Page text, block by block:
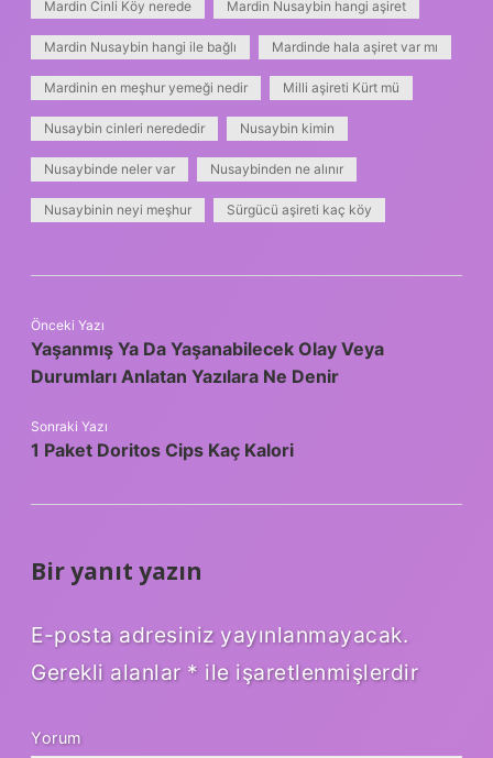
Mardin Cinli Köy nerede Mardin Nusaybin hangi aşiret
Mardin Nusaybin hangi ile bağlı Mardinde hala aşiret var mı
Mardinin en meşhur yemeği nedir Milli aşireti Kürt mü
Nusaybin cinleri nerededir Nusaybin kimin
Nusaybinde neler var Nusaybinden ne alınır
Nusaybinin neyi meşhur Sürgücü aşireti kaç köy
Önceki Yazı
Yaşanmış Ya Da Yaşanabilecek Olay Veya
Durumları Anlatan Yazılara Ne Denir
Sonraki Yazı
1 Paket Doritos Cips Kaç Kalori
Bir yanıt yazın
E-posta adresiniz yayınlanmayacak.
Gerekli alanlar * ile işaretlenmişlerdir
Yorum